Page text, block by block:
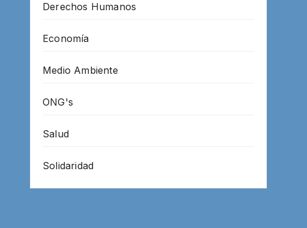
Derechos Humanos
Economía
Medio Ambiente
ONG's
Salud
Solidaridad